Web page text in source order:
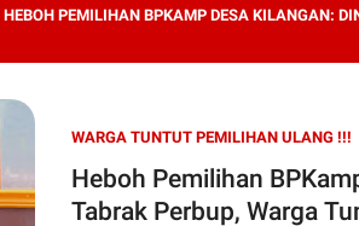
HEBOH PEMILIHAN BPKAMP DESA KILANGAN:
WARGA TUNTUT PEMILIHAN ULANG !!!
Heboh Pemilihan
Tabrak Perbup, Warga